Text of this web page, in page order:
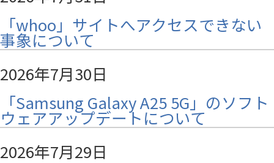
「whoo」サイトへアクセスできない
事象について
2026年7月30日
「Samsung Galaxy A25 5G」のソフト
ウェアアップデートについて
2026年7月29日